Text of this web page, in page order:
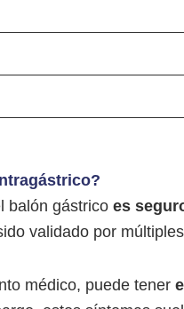
balón gástrico es
validado por
médico, puede tener